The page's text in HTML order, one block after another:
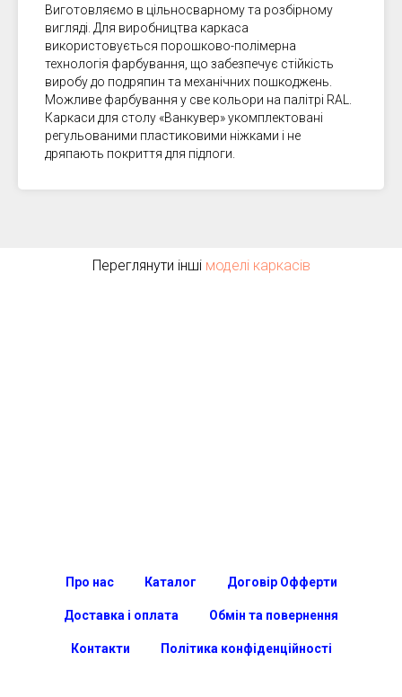
Виготовляємо в цільносварному та розбірному
вигляді. Для виробництва каркаса
використовується порошково-полімерна
технологія фарбування, що забезпечує стійкість
виробу до подряпин та механічних пошкоджень.
Можливе фарбування у све кольори на палітрі RAL.
Каркаси для столу «Ванкувер» укомплектовані
регульованими пластиковими ніжками і не
дряпають покриття для підлоги.
Переглянути інші моделі каркасів
Про нас Каталог Договір Офферти
Доставка і оплата Обмін та повернення
Контакти Політика конфіденційності